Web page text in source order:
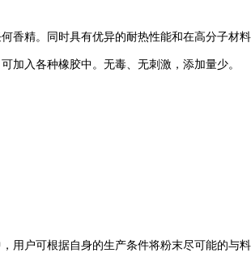
香精。同时具有优异的耐热性能和在高分子材料
加入各种橡胶中。无毒、无刺激，添加量少。
用户可根据自身的生产条件将粉末尽可能的与料